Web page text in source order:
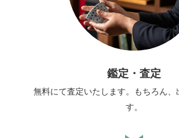
鑑定・査定
無料にて査定いたします。もちろん、
す。